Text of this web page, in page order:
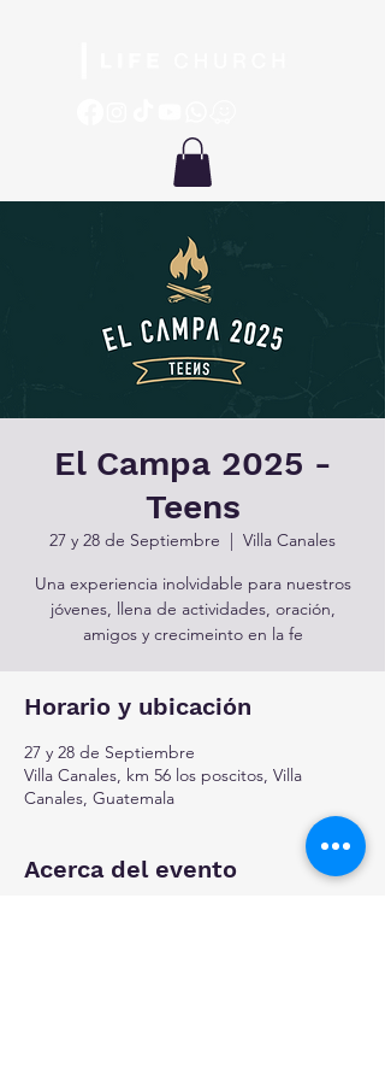
El Campa 2025 -
Teens
27 y 28 de Septiembre
  |
Villa Canales
Una experiencia inolvidable para nuestros
jóvenes, llena de actividades, oración,
amigos y crecimeinto en la fe
Horario y ubicación
27 y 28 de Septiembre
Villa Canales, km 56 los poscitos, Villa
Canales, Guatemala
Acerca del evento